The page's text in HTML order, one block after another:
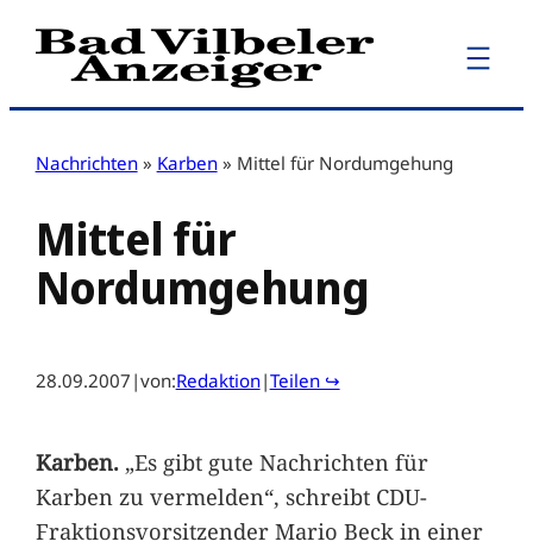
Zum
Inhalt
Nachrichten » Karben » Mittel für Nordumgehung
Mittel für
Nordumgehung
28.09.2007 |von:Redaktion|Teilen ↪
Karben.„Es gibt gute Nachrichten für
Karben zu vermelden“, schreibt CDU-
Fraktionsvorsitzender Mario Beck in einer